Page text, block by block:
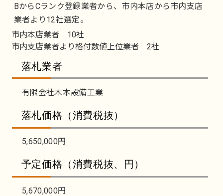
BからCランク登録業者から、市内本店から市内支店
業者より12社選定。
市内本店業者 10社
市内支店業者より格付数値上位業者 2社
落札業者
有限会社木本設備工業
落札価格（消費税抜）
5,650,000円
予定価格（消費税抜、円）
5,670,000円